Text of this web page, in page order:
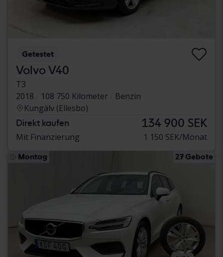
Getestet
Volvo V40
T3
2018
108 750 Kilometer
Benzin
Kungälv (Ellesbo)
Direkt kaufen 134 900 SEK
Mit Finanzierung 1 150 SEK/Monat
Montag 27 Gebote